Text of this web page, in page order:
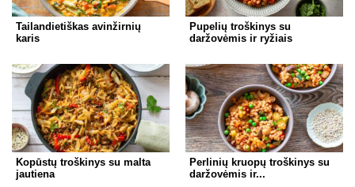
Tailandietiškas avinžirnių
karis
Pupelių troškinys su
daržovėmis ir ryžiais
Kopūstų troškinys su malta
jautiena
Perlinių kruopų troškinys su
daržovėmis ir...